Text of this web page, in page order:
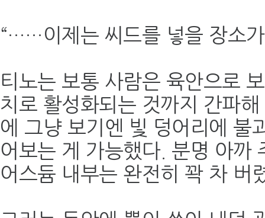
“……이제는 씨드를 넣을 장소
티노는 보통 사람은 육안으로
치로 활성화되는 것까지 간파
에 그냥 보기엔 빛 덩어리에 불
어보는 게 가능했다. 분명 아까
어스듐 내부는 완전히 꽉 차 버